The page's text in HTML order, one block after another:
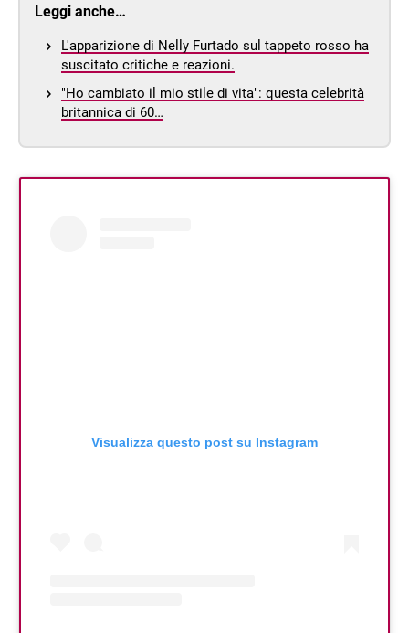
Leggi anche…
L'apparizione di Nelly Furtado sul tappeto rosso ha
suscitato critiche e reazioni.
"Ho cambiato il mio stile di vita": questa celebrità
britannica di 60…
Visualizza questo post su Instagram